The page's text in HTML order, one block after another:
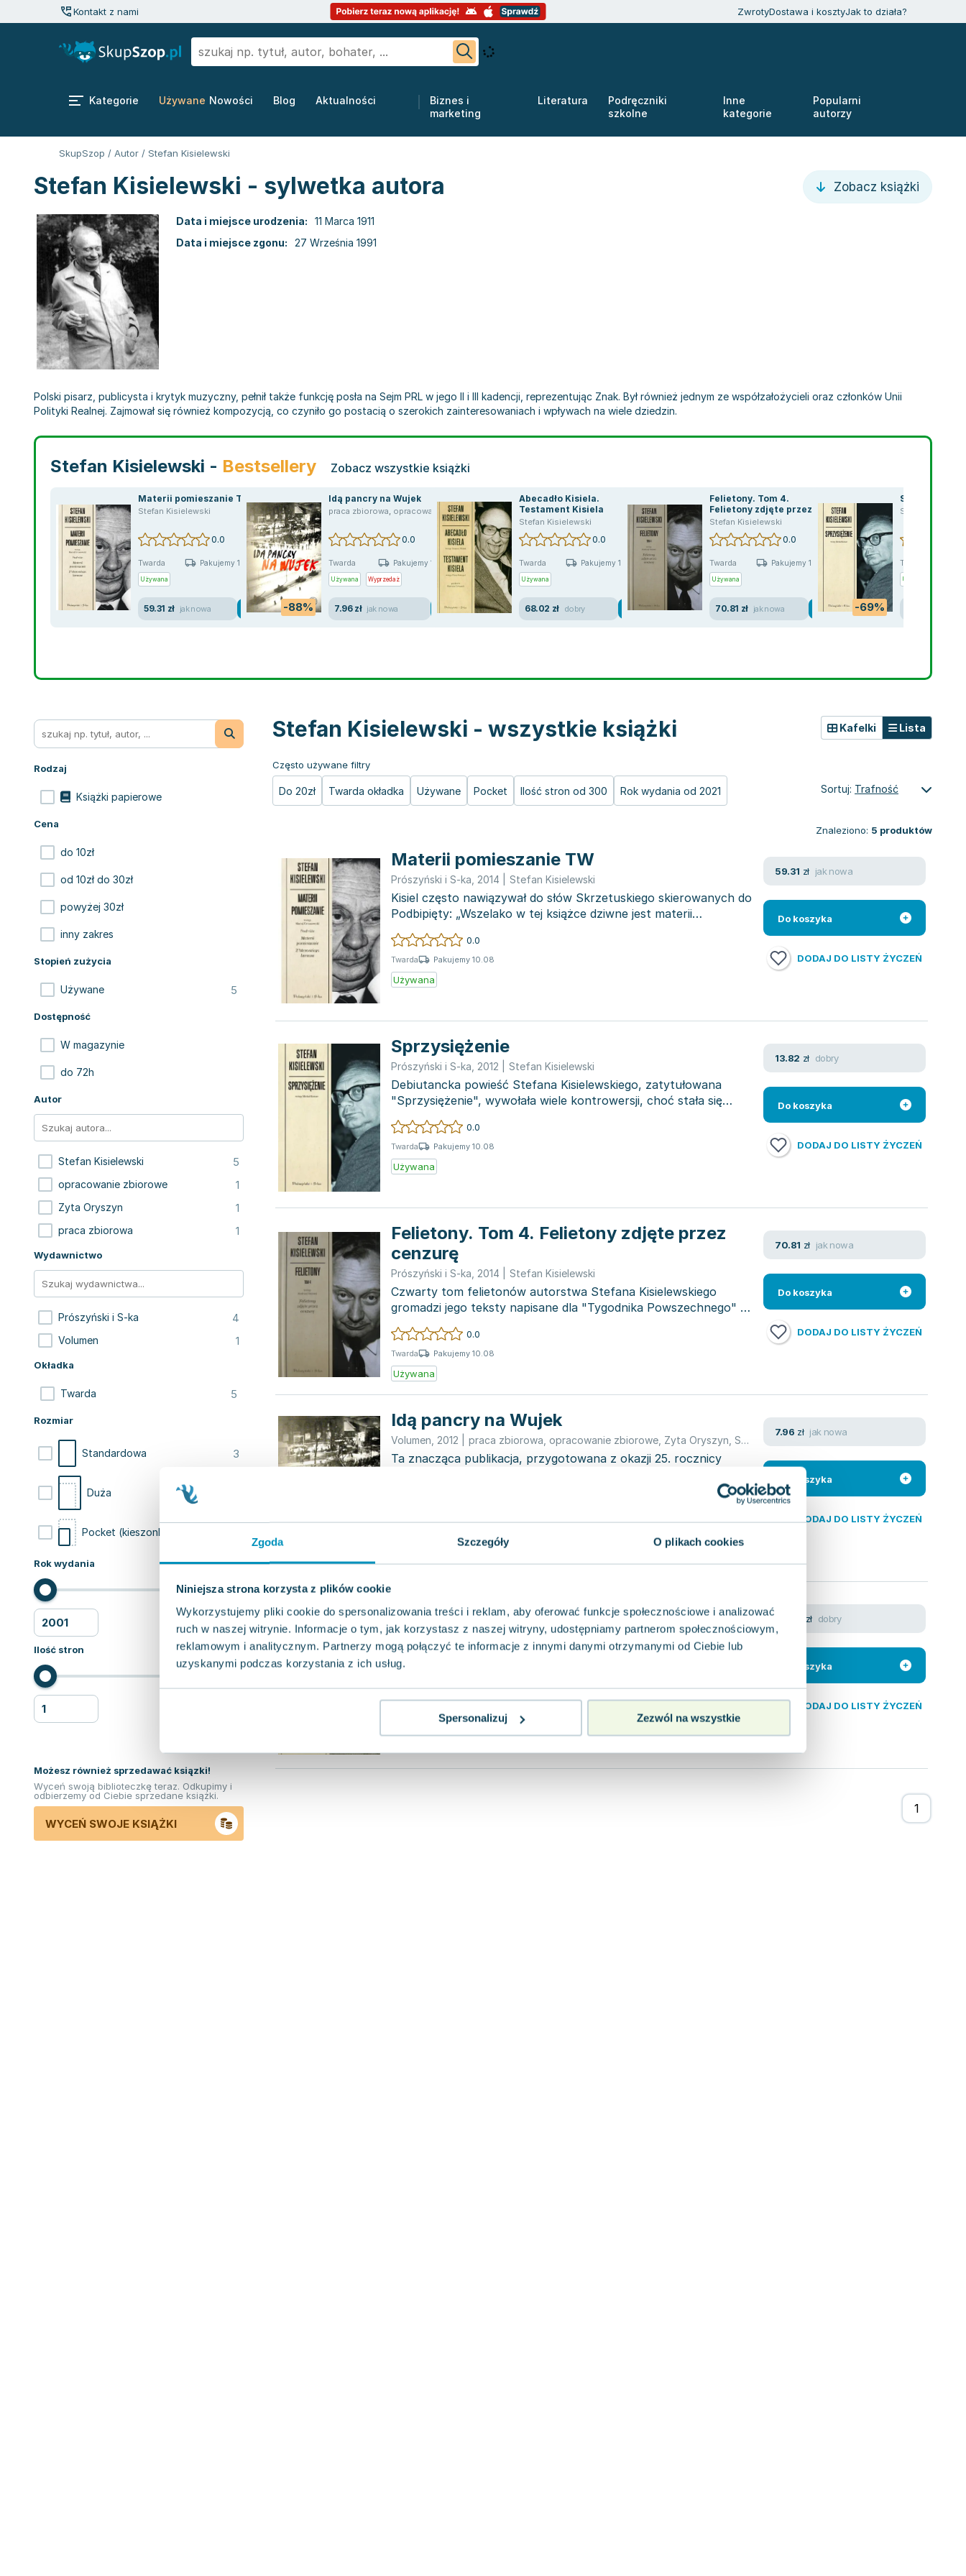
Zgoda Szczegóły O plikach cookies
Niniejsza strona korzysta z plików cookie
Wykorzystujemy pliki cookie do spersonalizowania treści i reklam, aby oferować funkcje społecznościowe i analizować
ruch w naszej witrynie. Informacje o tym, jak korzystasz z naszej witryny, udostępniamy partnerom społecznościowym,
reklamowym i analitycznym. Partnerzy mogą połączyć te informacje z innymi danymi otrzymanymi od Ciebie lub
uzyskanymi podczas korzystania z ich usług.
Spersonalizuj Zezwól na wszystkie
Kontakt z nami ZwrotyDostawa i kosztyJak to działa?
Kategorie Używane Nowości Blog Aktualności
Biznes i
marketing
Literatura
Podręczniki
szkolne
Inne
kategorie
Popularni
autorzy
SkupSzop / Autor / Stefan Kisielewski
Stefan Kisielewski - sylwetka autora Zobacz książki
Data i miejsce urodzenia:
11 Marca 1911
Data i miejsce zgonu:
27 Września 1991
Polski pisarz, publicysta i krytyk muzyczny, pełnił także funkcję posła na Sejm PRL w jego II i III kadencji, reprezentując Znak. Był również jednym ze współzałożycieli oraz członków Unii
Polityki Realnej. Zajmował się również kompozycją, co czyniło go postacią o szerokich zainteresowaniach i wpływach na wiele dziedzin.
Stefan Kisielewski - Bestsellery Zobacz wszystkie książki
Materii pomieszanie TW
Stefan Kisielewski
0.0
Twarda Pakujemy 10.08
Używana
59.31 zł jak nowa -88%
Idą pancry na Wujek
praca zbiorowa, opracowanie zbiorowe ,Zyta Oryszyn,Stefan Kisielewski
0.0
Twarda Pakujemy 10.08
Używana Wyprzedaż
7.96 zł jak nowa
Abecadło Kisiela.
Testament Kisiela
Stefan Kisielewski
0.0
Twarda Pakujemy 10.08
Używana
68.02 zł dobry
Felietony. Tom 4.
Felietony zdjęte przez
cenzurę
Stefan Kisielewski
0.0
Twarda Pakujemy 10.08
Używana
70.81 zł jak nowa -69%
Sprzysiężenie
Stefan
Twarda
Rodzaj
Książki papierowe
Cena
do 10zł
od 10zł do 30zł
powyżej 30zł
inny zakres
Stopień zużycia
Używane 5
Dostępność
W magazynie
do 72h
Autor
Stefan Kisielewski 5
opracowanie zbiorowe 1
Zyta Oryszyn 1
praca zbiorowa 1
Wydawnictwo
Prószyński i S-ka 4
Volumen 1
Okładka
Twarda 5
Rozmiar
Standardowa 3
Duża
Pocket (kieszonkowa)
Rok wydania
Ilość stron
Możesz również sprzedawać ksiązki!
Wyceń swoją biblioteczkę teraz. Odkupimy i
odbierzemy od Ciebie sprzedane książki.
WYCEŃ SWOJE KSIĄŻKI
Stefan Kisielewski - wszystkie książki
Często używane filtry
Do 20zł Twarda okładka Używane Pocket Ilość stron od 300 Rok wydania od 2021
Kafelki Lista
Sortuj: Trafność
Znaleziono: 5 produktów
Materii pomieszanie TW
Prószyński i S-ka 2014 Stefan Kisielewski
Kisiel często nawiązywał do słów Skrzetuskiego skierowanych do
Podbipięty: „Wszelako w tej książce dziwne jest materii
pomieszanie...
0.0
Twarda Pakujemy 10.08
Używana
59.31 zł jak nowa
Do koszyka
DODAJ DO LISTY ŻYCZEŃ
Sprzysiężenie
Prószyński i S-ka 2012 Stefan Kisielewski
Debiutancka powieść Stefana Kisielewskiego, zatytułowana
"Sprzysiężenie", wywołała wiele kontrowersji, choć stała się
jednocześnie...
0.0
Twarda Pakujemy 10.08
Używana
13.82 zł dobry
Do koszyka
DODAJ DO LISTY ŻYCZEŃ
Felietony. Tom 4. Felietony zdjęte przez
cenzurę
Prószyński i S-ka 2014 Stefan Kisielewski
Czwarty tom felietonów autorstwa Stefana Kisielewskiego
gromadzi jego teksty napisane dla "Tygodnika Powszechnego" w
latach 1945-1...
0.0
Twarda Pakujemy 10.08
Używana
70.81 zł jak nowa
Do koszyka
DODAJ DO LISTY ŻYCZEŃ
Idą pancry na Wujek
Volumen 2012 praca zbiorowa opracowanie zbiorowe Zyta Oryszyn Stefan Kisielewski
Ta znacząca publikacja, przygotowana z okazji 25. rocznicy
Twarda Pakujemy 10.08
Wyprzedaż
7.96 zł jak nowa
Do koszyka
DODAJ DO LISTY ŻYCZEŃ
Abecadło Kisiela. Testament Kisiela
Prószyński i S-ka ,2011| Stefan Kisielewski
Pierwsza część serii dzieł zebranych Stefana Kisielewskiego,
jednej z najbardziej barwnych postaci czasów PRL-u, zawiera dwa
0.0
zł dobry
Do koszyka
DODAJ DO LISTY ŻYCZEŃ